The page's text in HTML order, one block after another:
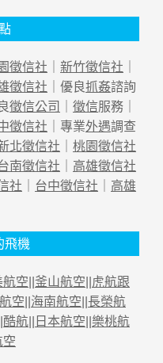
徵信社 新竹徵信社
徵信社 ｜優良抓姦諮詢
徵信公司 徵信服務｜
徵信社 ｜專業外遇調查
北徵信社
桃園徵信社
南徵信社
高雄徵信社
社 台中徵信社
高雄
飛機
航空 釜山航空
虎航跟
空 海南航空 長榮航
酷航 日本航空 樂桃航
空